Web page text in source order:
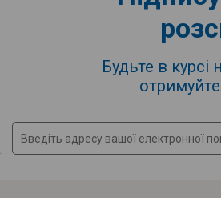
Будьте в курсі
отримуйте